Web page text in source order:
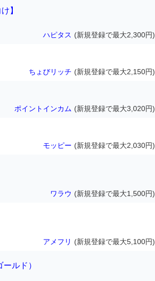
】
ハピタス (新規登録で最大2,300円)
ちょびリッチ (新規登録で最大2,150円)
ポイントインカム (新規登録で最大3,020円)
モッピー (新規登録で最大2,030円)
ワラウ (新規登録で最大1,500円)
アメフリ (新規登録で最大5,100円)
ルド）